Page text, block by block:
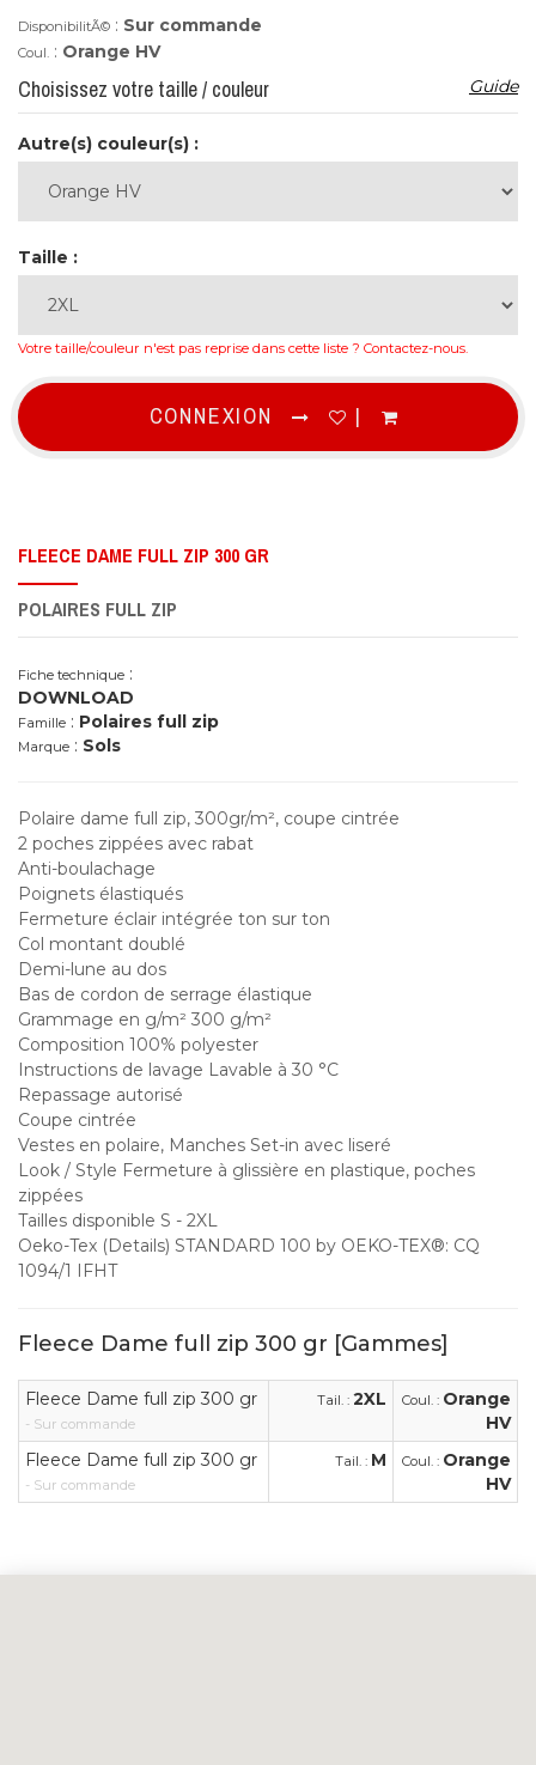
DisponibilitÃ© : Sur commande
Coul. : Orange HV
Choisissez votre taille / couleur Guide
Autre(s) couleur(s) :
Taille :
Votre taille/couleur n'est pas reprise dans cette liste ? Contactez-nous.
CONNEXION |
FLEECE DAME FULL ZIP 300 GR
POLAIRES FULL ZIP
Fiche technique :
DOWNLOAD
Famille : Polaires full zip
Marque : Sols
Polaire dame full zip, 300gr/m², coupe cintrée
2 poches zippées avec rabat
Anti-boulachage
Poignets élastiqués
Fermeture éclair intégrée ton sur ton
Col montant doublé
Demi-lune au dos
Bas de cordon de serrage élastique
Grammage en g/m² 300 g/m²
Composition 100% polyester
Instructions de lavage Lavable à 30 °C
Repassage autorisé
Coupe cintrée
Vestes en polaire, Manches Set-in avec liseré
Look / Style Fermeture à glissière en plastique, poches
zippées
Tailles disponible S - 2XL
Oeko-Tex (Details) STANDARD 100 by OEKO-TEX®: CQ
1094/1 IFHT
Fleece Dame full zip 300 gr [Gammes]
Fleece Dame full zip 300 gr
- Sur commande
Tail. : 2XL Coul. : Orange
HV
Fleece Dame full zip 300 gr
- Sur commande
Tail. : M Coul. : Orange
HV